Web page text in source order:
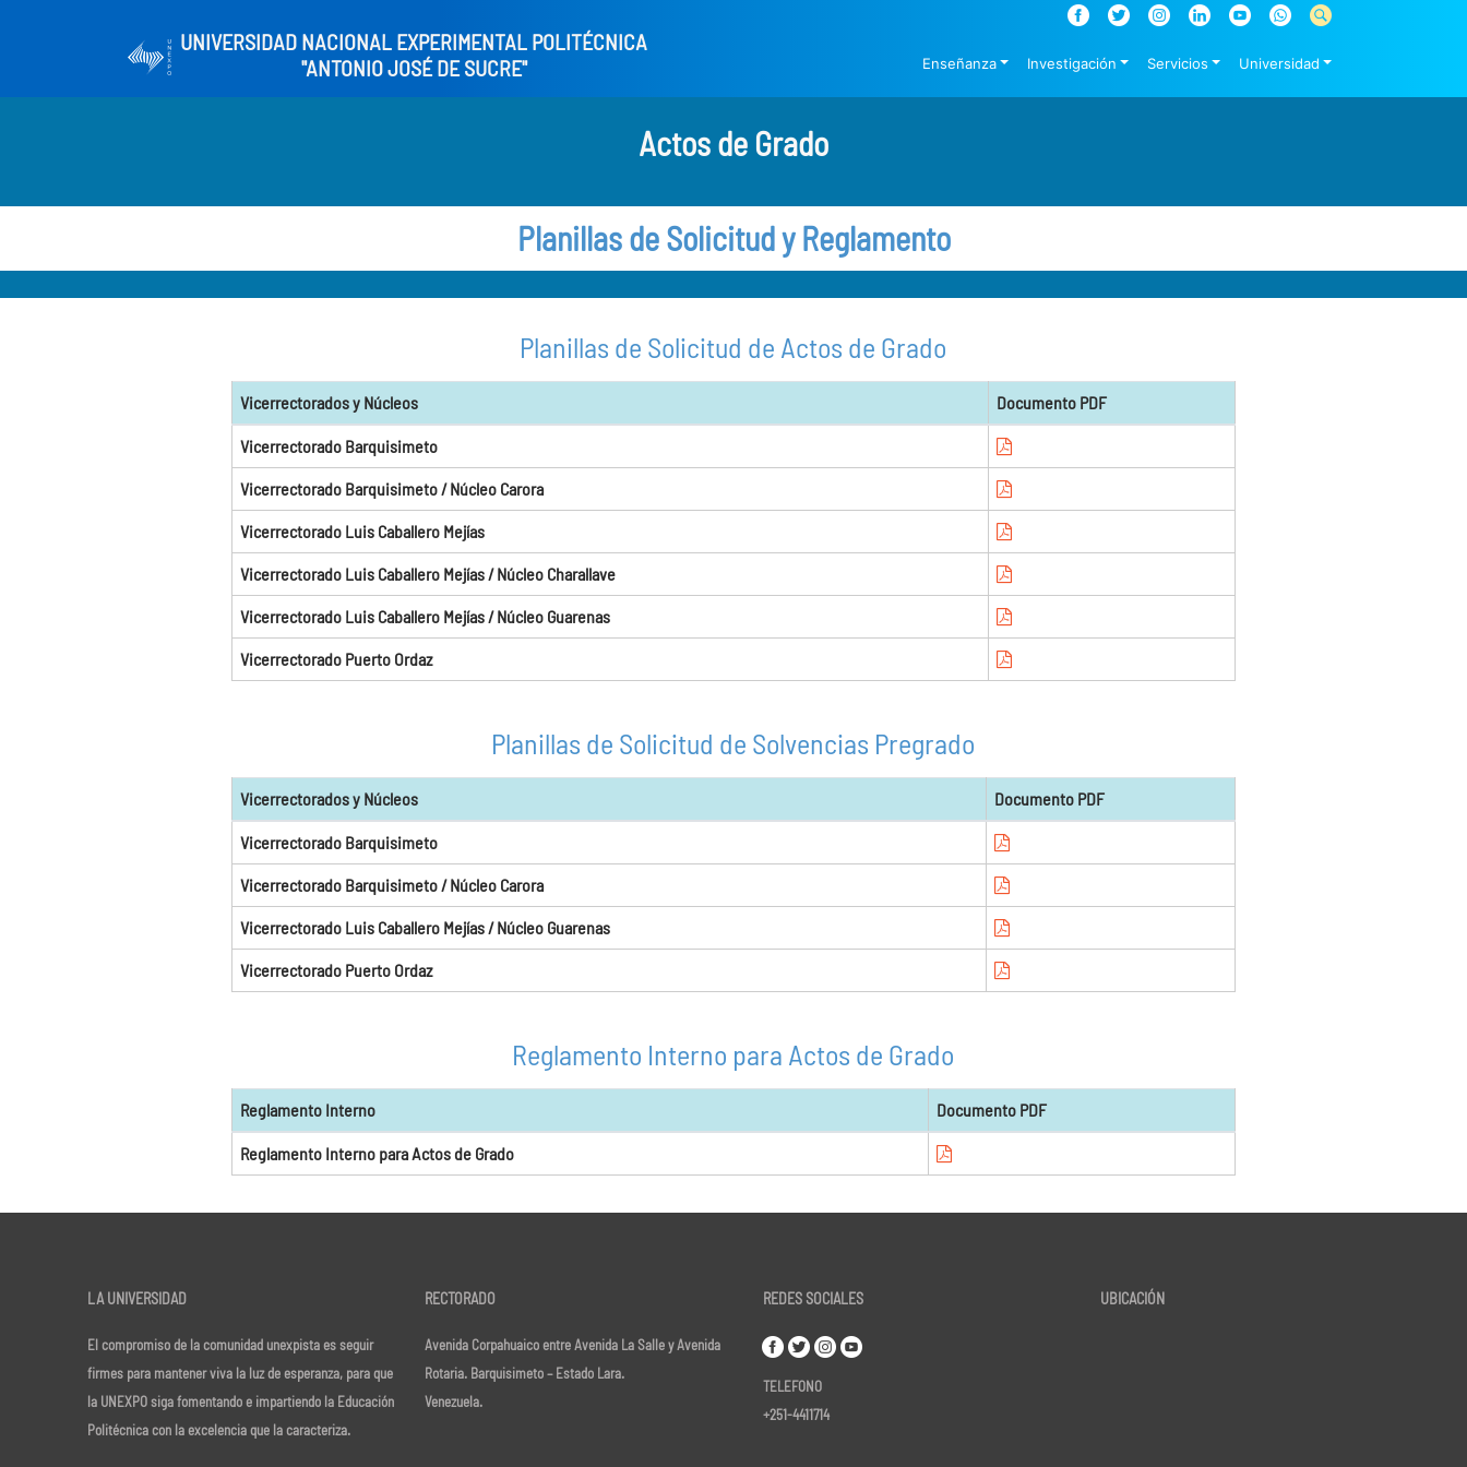
UNIVERSIDAD NACIONAL EXPERIMENTAL POLITÉCNICA
"ANTONIO JOSÉ DE SUCRE"
Enseñanza Investigación Servicios Universidad
Actos de Grado
Planillas de Solicitud y Reglamento
Planillas de Solicitud de Actos de Grado
Vicerrectorados y Núcleos Documento PDF
Vicerrectorado Barquisimeto
Vicerrectorado Barquisimeto / Núcleo Carora
Vicerrectorado Luis Caballero Mejías
Vicerrectorado Luis Caballero Mejías / Núcleo Charallave
Vicerrectorado Luis Caballero Mejías / Núcleo Guarenas
Vicerrectorado Puerto Ordaz
Planillas de Solicitud de Solvencias Pregrado
Vicerrectorados y Núcleos Documento PDF
Vicerrectorado Barquisimeto
Vicerrectorado Barquisimeto / Núcleo Carora
Vicerrectorado Luis Caballero Mejías / Núcleo Guarenas
Vicerrectorado Puerto Ordaz
Reglamento Interno para Actos de Grado
Reglamento Interno Documento PDF
Reglamento Interno para Actos de Grado
LA UNIVERSIDAD
El compromiso de la comunidad unexpista es seguir
firmes para mantener viva la luz de esperanza, para que
la UNEXPO siga fomentando e impartiendo la Educación
Politécnica con la excelencia que la caracteriza.
RECTORADO
Avenida Corpahuaico entre Avenida La Salle y Avenida
Rotaria. Barquisimeto – Estado Lara.
Venezuela.
REDES SOCIALES
TELEFONO
+251-4411714
UBICACIÓN